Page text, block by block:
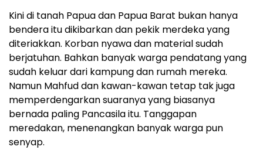
Kini di tanah Papua dan Papua Barat bukan hanya
bendera itu dikibarkan dan pekik merdeka yang
diteriakkan. Korban nyawa dan material sudah
berjatuhan. Bahkan banyak warga pendatang yang
sudah keluar dari kampung dan rumah mereka.
Namun Mahfud dan kawan-kawan tetap tak juga
memperdengarkan suaranya yang biasanya
bernada paling Pancasila itu. Tanggapan
meredakan, menenangkan banyak warga pun
senyap.